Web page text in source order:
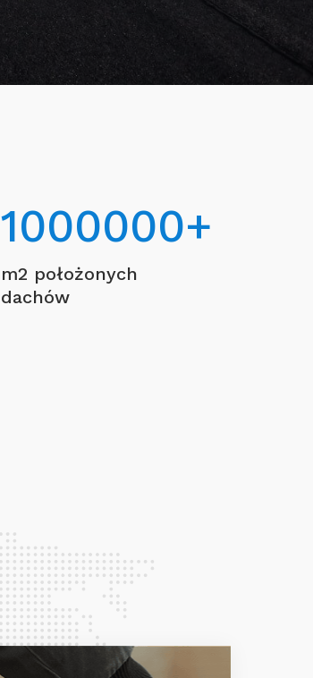
1000000+
m2 położonych
dachów